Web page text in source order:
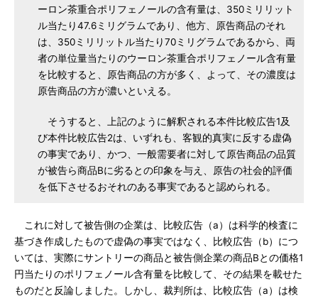
ーロン茶重合ポリフェノールの含有量は、350ミリリット
ル当たり47.6ミリグラムであり、他方、原告商品のそれ
は、350ミリリットル当たり70ミリグラムであるから、両
者の単位量当たりのウーロン茶重合ポリフェノール含有量
を比較すると、原告商品の方が多く、よって、その濃度は
原告商品の方が濃いといえる。
そうすると、上記のように解釈される本件比較広告1及
び本件比較広告2は、いずれも、客観的真実に反する虚偽
の事実であり、かつ、一般需要者に対して原告商品の品質
が被告ら商品Bに劣るとの印象を与え、原告の社会的評価
を低下させるおそれのある事実であると認められる。
これに対して被告側の企業は、比較広告（a）は科学的検査に
基づき作成したもので虚偽の事実ではなく、比較広告（b）につ
いては、実際にサントリーの商品と被告側企業の商品Bとの価格1
円当たりのポリフェノール含有量を比較して、その結果を載せた
ものだと反論しました。しかし、裁判所は、比較広告（a）は検